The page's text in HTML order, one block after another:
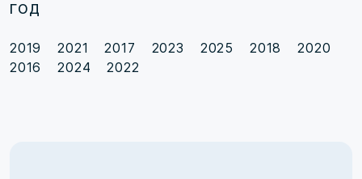
ГОД
2019 2021 2017 2023 2025 2018
2020
2016
2024 2022